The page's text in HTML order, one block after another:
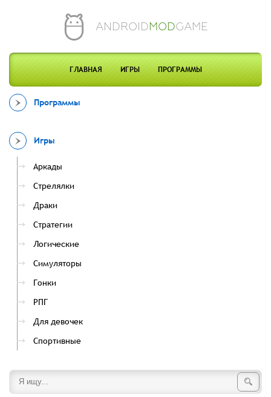
ANDROIDMODGAME
ГЛАВНАЯ ИГРЫ ПРОГРАММЫ
Программы
Игры
Аркады
Стрелялки
Драки
Стратегии
Логические
Симуляторы
Гонки
РПГ
Для девочек
Спортивные